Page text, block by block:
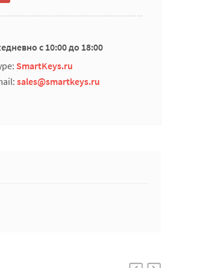
с 10:00 до 18:00
SmartKeys.ru
sales@smartkeys.ru